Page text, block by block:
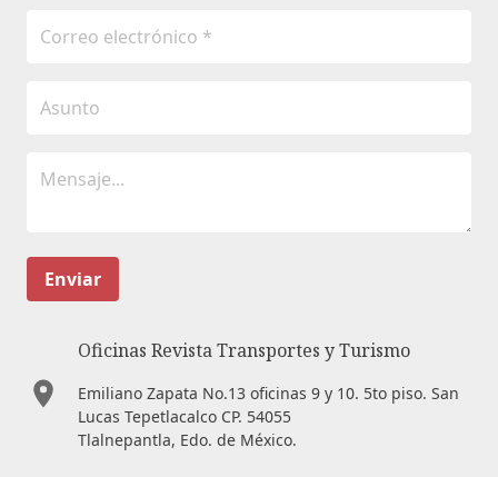
Enviar
Oficinas Revista Transportes y Turismo
Emiliano Zapata No.13 oficinas 9 y 10. 5to piso. San
Lucas Tepetlacalco CP. 54055
Tlalnepantla, Edo. de México.